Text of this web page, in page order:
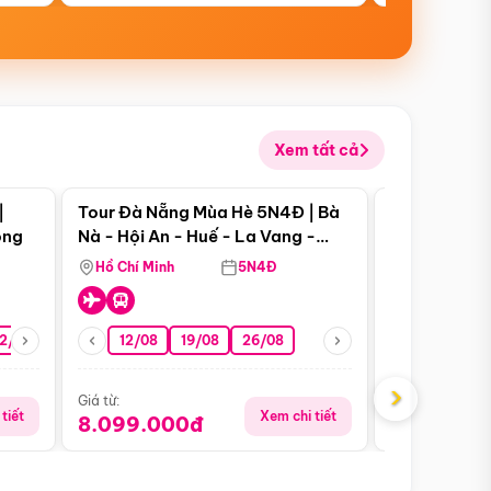
Xem tất cả
08 26/08 05/09 09/09 12/09
tiết
Điểm nổi bật
Tour Đà Nẵng Mùa Hè 5N4Đ | Bà
Nà - Hội An - Huế - La Vang -
Động Thiên Đường
Hồ Chí Minh 5N4Đ
12/08 19/08 26/08
Giá từ:
8.099.000đ Xem chi tiết
Giá từ:
›